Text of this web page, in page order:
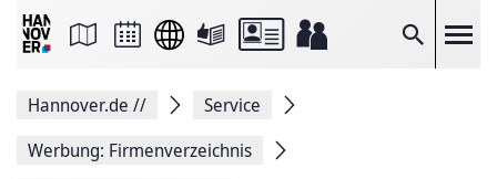
Suche
Seite
Facebook
Hannover.de //
Service
Werbung: Firmenverzeichnis